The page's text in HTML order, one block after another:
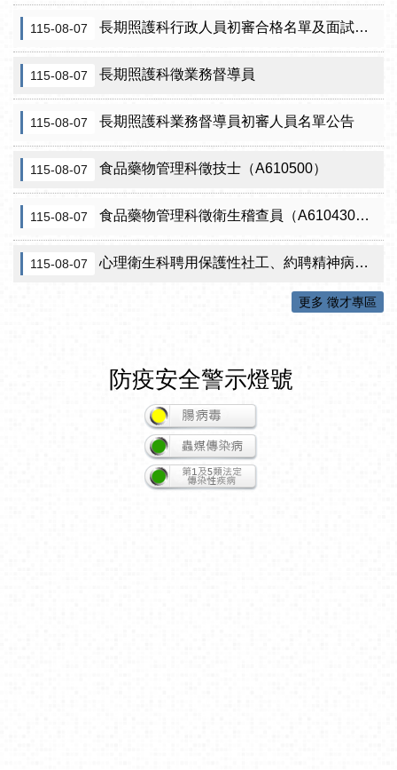
115-08-07 長期照護科行政人員初審合格名單及面試訊息公告
115-08-07 長期照護科徵業務督導員
115-08-07 長期照護科業務督導員初審人員名單公告
115-08-07 食品藥物管理科徵技士（A610500）
115-08-07 食品藥物管理科徵衛生稽查員（A610430）初審公告
115-08-07 心理衛生科聘用保護性社工、約聘精神病人社區關懷訪視員、約聘自殺關懷訪視員等5項職稱甄試結果公告
更多 徵才專區
防疫安全警示燈號